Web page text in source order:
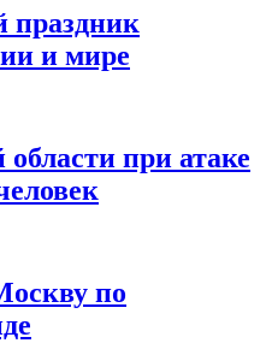
праздник
и мире
при атаке
по